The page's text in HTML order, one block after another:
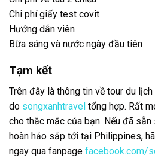
Chi phí giấy test covit
Hướng dẫn viên
Bữa sáng và nước ngày đầu tiên
Tạm kết
Trên đây là thông tin về tour du
do songxanhtravel tổng hợp. Rất
cho thắc mắc của bạn. Nếu đã
hoàn hảo sắp tới tại Philippines,
ngay qua fanpage facebook.com/